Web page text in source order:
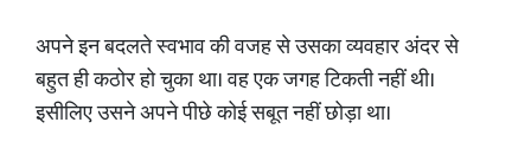
अपने इन बदलते स्वभाव की वजह से उसका व्यवहार अंदर से
बहुत ही कठोर हो चुका था। वह एक जगह टिकती नहीं थी।
इसीलिए उसने अपने पीछे कोई सबूत नहीं छोड़ा था।